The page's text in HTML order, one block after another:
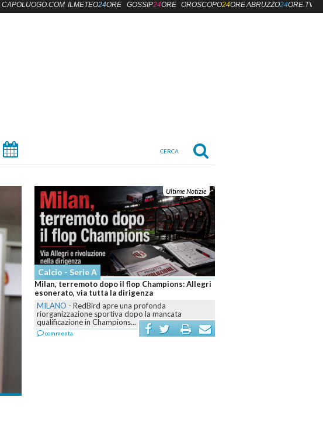
Ultime Notizie
Calcio - Serie A
Milan, terremoto dopo il flop Champions: Allegri
esonerato, via tutta la dirigenza
MILANO-RedBird apre una profonda
riorganizzazione sportiva dopo la mancata
qualificazione in Champions...
commenta
CAPOLUOGO.COM ILMETEO24ORE GOSSIP24ORE OROSCOPO24OREABRUZZO24ORE.TV